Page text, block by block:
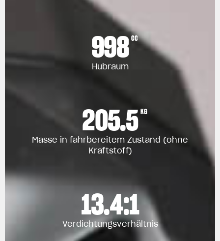
998 CC
Hubraum
205.5 KG
Masse in fahrbereitem Zustand (ohne
Kraftstoff)
13.4:1
Verdichtungsverhältnis